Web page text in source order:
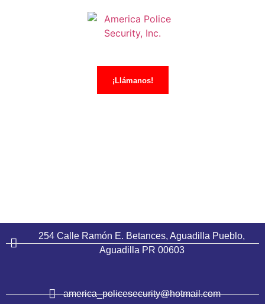
¡Llámanos!
254 Calle Ramón E. Betances, Aguadilla Pueblo,
Aguadilla PR 00603
america_policesecurity@hotmail.com